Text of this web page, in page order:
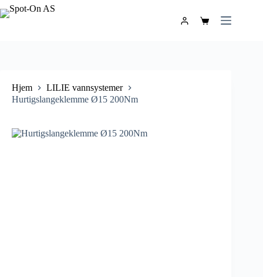
Hjem
LILIE vannsystemer
Hurtigslangeklemme Ø15 200Nm